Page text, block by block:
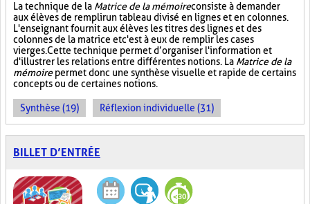
La technique de la Matrice de la mémoireconsiste à demander
aux élèves de remplir un tableau divisé en lignes et en colonnes.
L'enseignant fournit aux élèves les titres des lignes et des
colonnes de la matrice et c'est à eux de remplir les cases
vierges. Cette technique permet d’organiser l'information et
d'illustrer les relations entre différentes notions. La Matrice de la
mémoirepermet donc une synthèse visuelle et rapide de certains
concepts ou de certaines notions.
Synthèse (19) Réflexion individuelle (31)
BILLET D’ENTRÉE